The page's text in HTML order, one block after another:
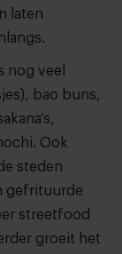
laten
nog veel
bao buns,
Ook
steden
gefrituurde
streetfood
groeit het